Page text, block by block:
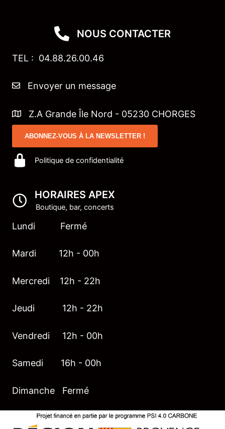
NOUS CONTACTER
TEL : 04.88.26.00.46
Envoyer un message
Z.A Grande Île Nord - 05230 CHORGES
ABONNEZ-VOUS À LA NEWSLETTER !
Politique de confidentialité
HORAIRES APEX
Boutique, bar, concerts
Lundi Fermé
Mardi 12h - 00h
Mercredi 12h - 22h
Jeudi 12h - 22h
Vendredi 12h - 00h
Samedi 16h - 00h
Dimanche Fermé